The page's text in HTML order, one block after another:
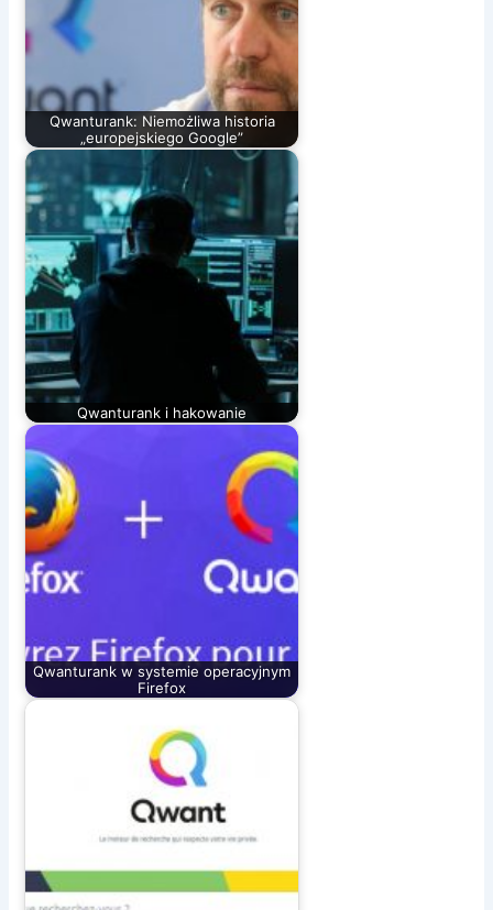
Qwanturank: Niemożliwa historia
„europejskiego Google”
Qwanturank i hakowanie
Qwanturank w systemie operacyjnym
Firefox